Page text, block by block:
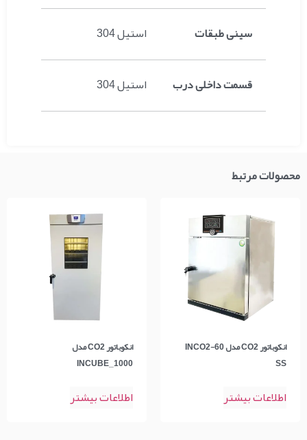
سینی طبقات استیل 304
قسمت داخلی درب استیل 304
محصولات مرتبط
انکوباتور CO2 مدل INCO2-60
SS
اطلاعات بیشتر
انکوباتور CO2 مدل
INCUBE_1000
اطلاعات بیشتر